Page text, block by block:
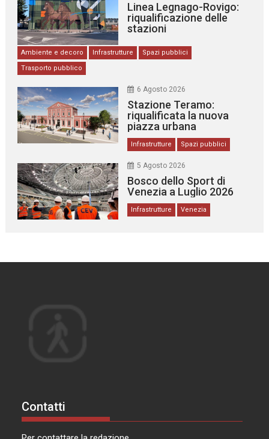
Linea Legnago-Rovigo:
riqualificazione delle
stazioni
Ambiente e decoro Infrastrutture
Spazi pubblici
Trasporto pubblico
6 Agosto 2026
Stazione Teramo:
riqualificata la nuova
piazza urbana
Infrastrutture Spazi pubblici
5 Agosto 2026
Bosco dello Sport di
Venezia a Luglio 2026
Infrastrutture Venezia
Contatti